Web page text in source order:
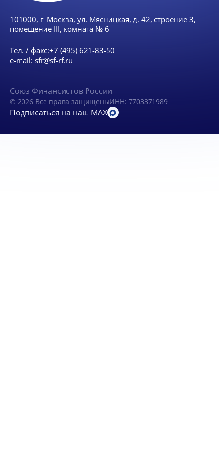
101000, г. Москва, ул. Мясницкая, д. 42, строение 3,
помещение III, комната № 6
Тел. / факс:+7 (495) 621-83-50
e-mail: sfr@sf-rf.ru
Союз Финансистов России
© 2026 Все права защищеныИНН: 7703371989
Подписаться на наш MAX